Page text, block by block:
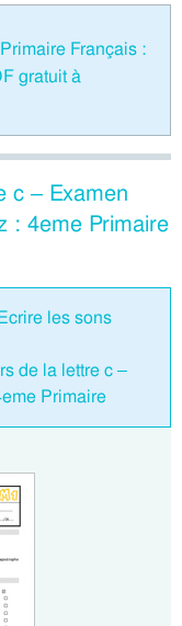
Français :
gratuit à
c – Examen
: 4eme Primaire
les sons
de la lettre c –
Primaire